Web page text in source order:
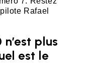
Rafael
plus
est le